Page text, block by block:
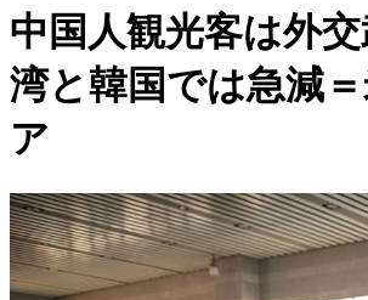
中国人観光客は外
湾と韓国では急減
ア